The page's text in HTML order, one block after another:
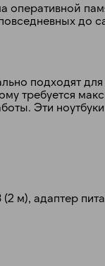
до
подходят
требуется
Эти
м), адаптер